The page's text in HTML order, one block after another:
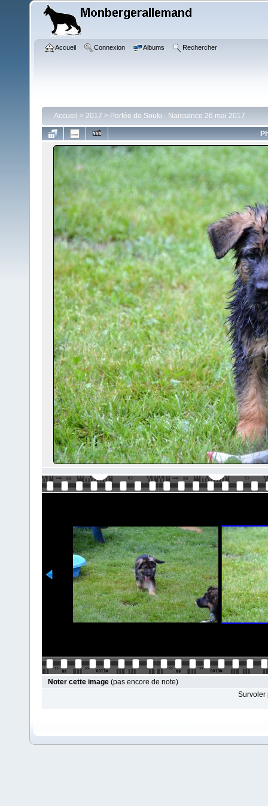
Accueil Connexion Albums Rechercher
Accueil > 2017 > Portée de Souki - Naissance 26 mai 2017
Noter cette image (pas encore de note)
Survoler